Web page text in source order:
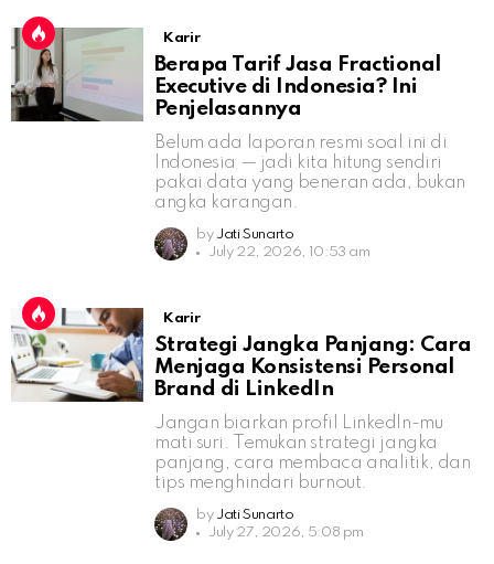
Karir
Berapa Tarif Jasa Fractional
Executive di Indonesia? Ini
Penjelasannya
Belum ada laporan resmi soal ini di
Indonesia — jadi kita hitung sendiri
pakai data yang beneran ada, bukan
angka karangan.
by Jati Sunarto
July 22, 2026, 10:53 am
Karir
Strategi Jangka Panjang: Cara
Menjaga Konsistensi Personal
Brand di LinkedIn
Jangan biarkan profil LinkedIn-mu
mati suri. Temukan strategi jangka
panjang, cara membaca analitik, dan
tips menghindari burnout.
by Jati Sunarto
July 27, 2026, 5:08 pm